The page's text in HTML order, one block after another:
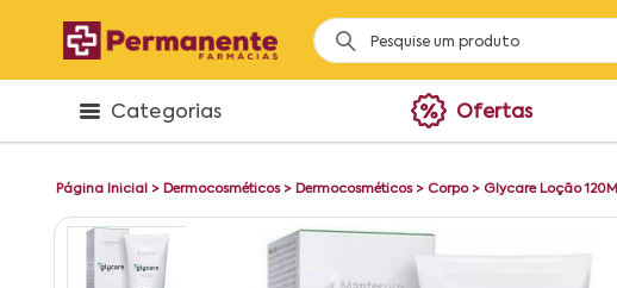
Categorias Ofertas
Página Inicial > Dermocosméticos> Dermocosméticos> Corpo> Glycare Loção 120Ml